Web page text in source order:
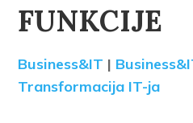
FUNKCIJE
Business&IT |
Transformacija IT-ja